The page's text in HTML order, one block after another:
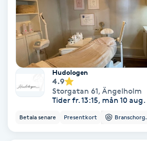
Gellack med förstärkning
Gravidmassage
Gruppträning
Gua Sha-massage
Hudologen
4.9
Storgatan 61, Ängelholm
Tider fr. 13:15, mån 10 aug.
Betala senare Presentkort Branschorg.